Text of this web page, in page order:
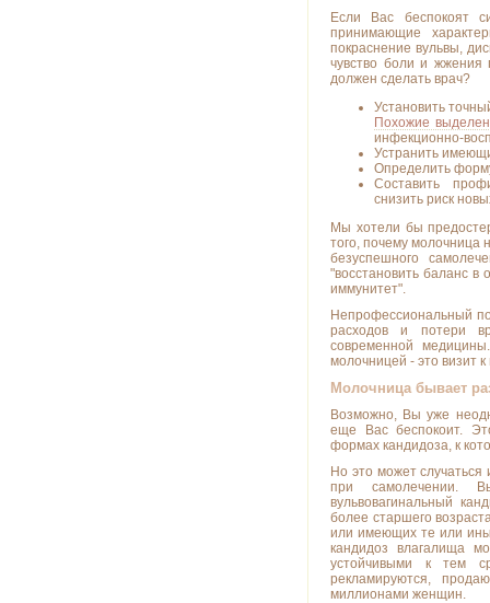
Если Вас беспокоят
принимающие
покраснение вульвы,
чувство боли и жжения
должен сделать врач?
Установить
Похожие
инфекционно-
Устранить
Определить
Составить
снизить риск
Мы хотели бы
того, почему молочница
безуспешного
"восстановить баланс в
иммунитет".
Непрофессиональный
расходов и потери
современной
молочницей - это визит к
Молочница бывает
Возможно, Вы уже
еще Вас беспокоит.
формах кандидоза, к
Но это может
при самолечении.
вульвовагинальный
более старшего
или имеющих те или
кандидоз влагалища
устойчивыми к тем
рекламируются,
миллионами женщин.